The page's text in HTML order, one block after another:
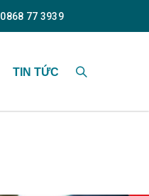
0868 77 3939
TIN TỨC